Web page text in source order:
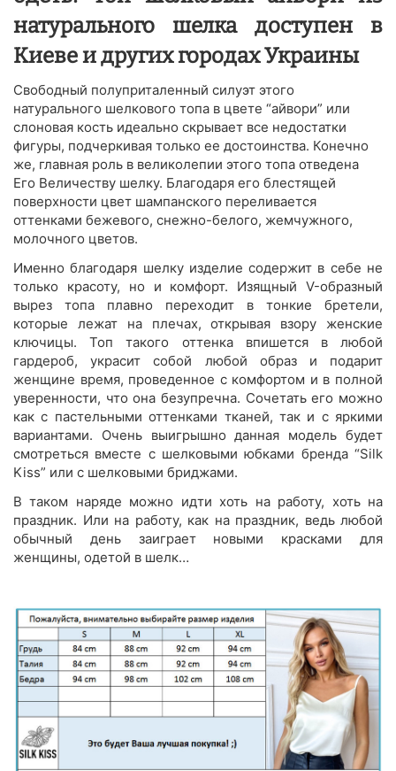
натурального шелка доступен в
Киеве и других городах Украины
Свободный полуприталенный силуэт этого
натурального шелкового топа в цвете “айвори” или
слоновая кость идеально скрывает все недостатки
фигуры, подчеркивая только ее достоинства. Конечно
же, главная роль в великолепии этого топа отведена
Его Величеству шелку. Благодаря его блестящей
поверхности цвет шампанского переливается
оттенками бежевого, снежно-белого, жемчужного,
молочного цветов.
Именно благодаря шелку изделие содержит в себе не
только красоту, но и комфорт. Изящный V-образный
вырез топа плавно переходит в тонкие бретели,
которые лежат на плечах, открывая взору женские
ключицы. Топ такого оттенка впишется в любой
гардероб, украсит собой любой образ и подарит
женщине время, проведенное с комфортом и в полной
уверенности, что она безупречна. Сочетать его можно
как с пастельными оттенками тканей, так и с яркими
вариантами. Очень выигрышно данная модель будет
смотреться вместе с шелковыми юбками бренда “Silk
Kiss” или с шелковыми бриджами.
В таком наряде можно идти хоть на работу, хоть на
праздник. Или на работу, как на праздник, ведь любой
обычный день заиграет новыми красками для
женщины, одетой в шелк…